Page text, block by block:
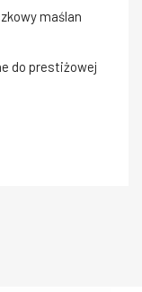
maślan
do prestiżowej